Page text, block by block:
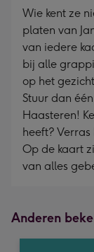
Wie kent ze
platen van
van iedere
bij alle
op het
Stuur dan
Haasteren!
heeft?
Op de kaart
van alles
Anderen